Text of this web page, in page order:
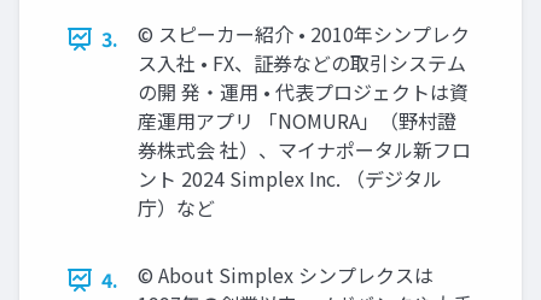
3.
©︎ スピーカー紹介 • 2010年シンプレク
ス入社 • FX、証券などの取引システム
の開 発・運用 • 代表プロジェクトは資
産運用アプリ 「NOMURA」（野村證
券株式会 社）、マイナポータル新フロ
ント 2024 Simplex Inc. （デジタル
庁）など
4.
©︎ About Simplex シンプレクスは